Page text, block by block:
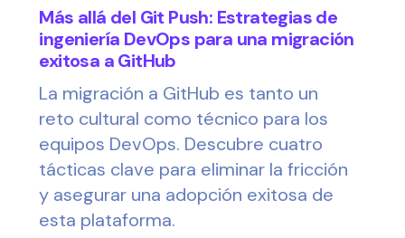
Más allá del Git Push: Estrategias de
ingeniería DevOps para una migración
exitosa a GitHub
La migración a GitHub es tanto un
reto cultural como técnico para los
equipos DevOps. Descubre cuatro
tácticas clave para eliminar la fricción
y asegurar una adopción exitosa de
esta plataforma.